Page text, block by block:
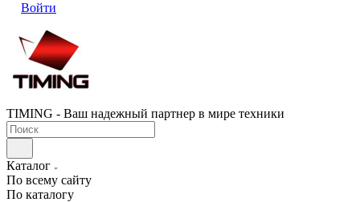
Войти
TIMING - Ваш надежный партнер в мире техники
Каталог
По всему сайту
По каталогу